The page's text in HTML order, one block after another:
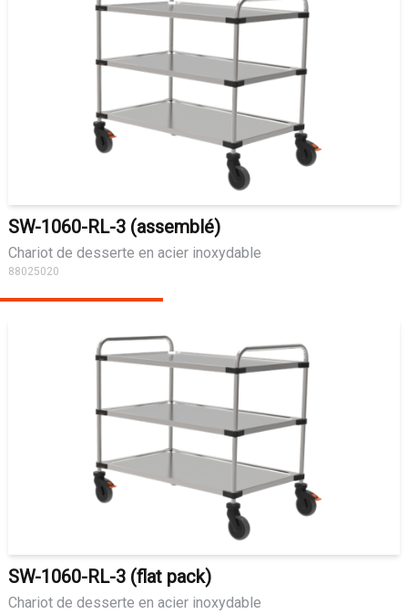
SW-1060-RL-3 (assemblé)
Chariot de desserte en acier inoxydable
88025020
SW-1060-RL-3 (flat pack)
Chariot de desserte en acier inoxydable